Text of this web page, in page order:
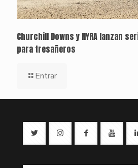
Churchill Downs y NYRA lanzan
para tresañeros
Entrar